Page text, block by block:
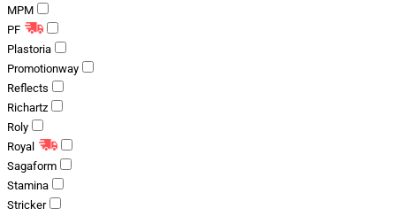
MPM
PF
Plastoria
Promotionway
Reflects
Richartz
Roly
Royal
Sagaform
Stamina
Stricker